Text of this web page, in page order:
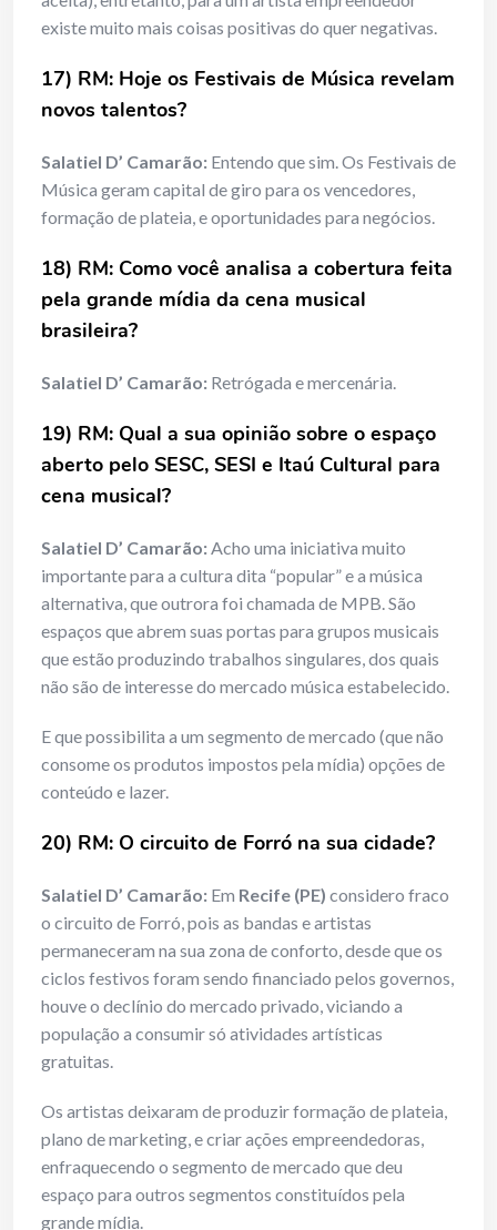
existe muito mais coisas positivas do quer negativas.
17) RM: Hoje os Festivais de Música revelam
novos talentos?
Salatiel D’ Camarão: Entendo que sim. Os Festivais de
Música geram capital de giro para os vencedores,
formação de plateia, e oportunidades para negócios.
18) RM: Como você analisa a cobertura feita
pela grande mídia da cena musical
brasileira?
Salatiel D’ Camarão: Retrógada e mercenária.
19) RM: Qual a sua opinião sobre o espaço
aberto pelo SESC, SESI e Itaú Cultural para
cena musical?
Salatiel D’ Camarão:Acho uma iniciativa muito
importante para a cultura dita “popular” e a música
alternativa, que outrora foi chamada de MPB. São
espaços que abrem suas portas para grupos musicais
que estão produzindo trabalhos singulares, dos quais
não são de interesse do mercado música estabelecido.
E que possibilita a um segmento de mercado (que não
consome os produtos impostos pela mídia) opções de
conteúdo e lazer.
20) RM: O circuito de Forró na sua cidade?
Salatiel D’ Camarão: Em Recife (PE) considero fraco
o circuito de Forró, pois as bandas e artistas
permaneceram na sua zona de conforto, desde que os
ciclos festivos foram sendo financiado pelos governos,
houve o declínio do mercado privado, viciando a
população a consumir só atividades artísticas
gratuitas.
Os artistas deixaram de produzir formação de plateia,
plano de marketing, e criar ações empreendedoras,
enfraquecendo o segmento de mercado que deu
espaço para outros segmentos constituídos pela
grande mídia.